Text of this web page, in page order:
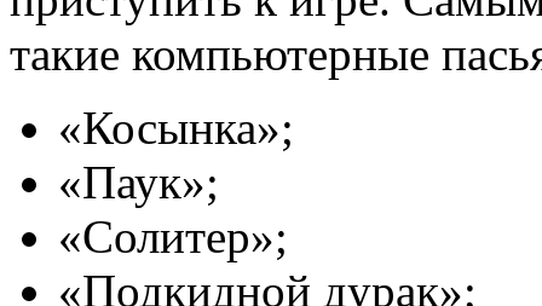
такие компьютерные
«Косынка»;
«Паук»;
«Солитер»;
«Подкидной дурак»;